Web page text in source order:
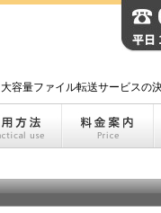
大容量ファイル転送サービスの